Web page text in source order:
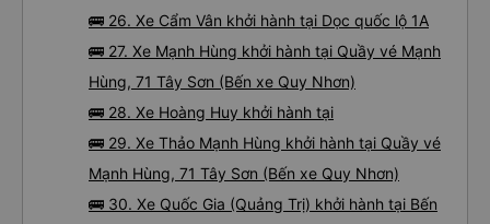
🚌 26. Xe Cẩm Vân khởi hành tại Dọc quốc lộ 1A
🚌 27. Xe Mạnh Hùng khởi hành tại Quầy vé Mạnh
Hùng, 71 Tây Sơn (Bến xe Quy Nhơn)
🚌 28. Xe Hoàng Huy khởi hành tại
🚌 29. Xe Thảo Mạnh Hùng khởi hành tại Quầy vé
Mạnh Hùng, 71 Tây Sơn (Bến xe Quy Nhơn)
🚌 30. Xe Quốc Gia (Quảng Trị) khởi hành tại Bến